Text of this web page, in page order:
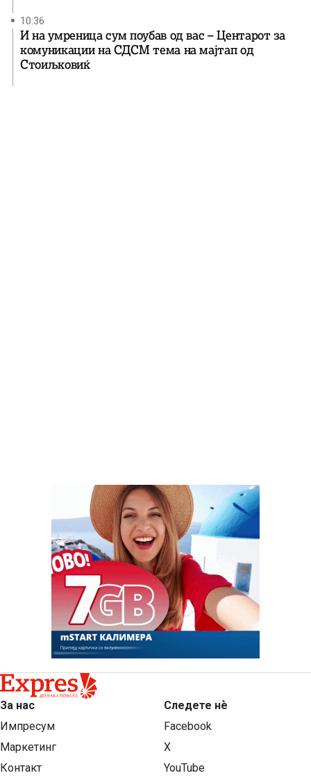
10:36
И на умреница сум поубав од вас – Центарот за
комуникации на СДСМ тема на мајтап од
Стоиљковиќ
За нас
Импресум
Маркетинг
Контакт
Следете нѐ
Facebook
X
YouTube